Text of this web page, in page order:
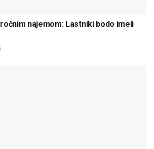
najemom: Lastniki bodo imeli